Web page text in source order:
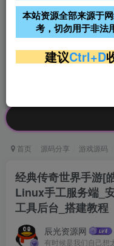
阿里云2核2G200M服务器
年
超低价文字广告位招租
首页 源码分享 游戏源码
经典传奇世界手游[
Linux手工服务端_
工具后台_搭建教程
辰光资源网
本站资源全部来源于
考，切勿用于非法
建议Ctrl+D